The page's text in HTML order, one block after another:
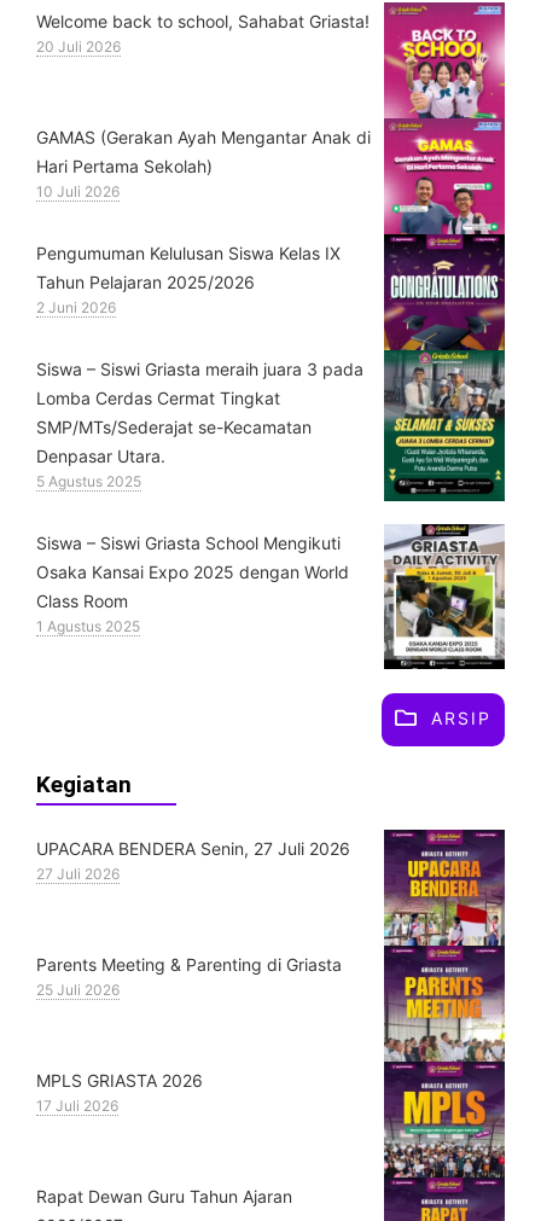
Welcome back to school, Sahabat Griasta!
20 Juli 2026
GAMAS (Gerakan Ayah Mengantar Anak di
Hari Pertama Sekolah)
10 Juli 2026
Pengumuman Kelulusan Siswa Kelas IX
Tahun Pelajaran 2025/2026
2 Juni 2026
Siswa – Siswi Griasta meraih juara 3 pada
Lomba Cerdas Cermat Tingkat
SMP/MTs/Sederajat se-Kecamatan
Denpasar Utara.
5 Agustus 2025
Siswa – Siswi Griasta School Mengikuti
Osaka Kansai Expo 2025 dengan World
Class Room
1 Agustus 2025
ARSIP
Kegiatan
UPACARA BENDERA Senin, 27 Juli 2026
27 Juli 2026
Parents Meeting & Parenting di Griasta
25 Juli 2026
MPLS GRIASTA 2026
17 Juli 2026
Rapat Dewan Guru Tahun Ajaran